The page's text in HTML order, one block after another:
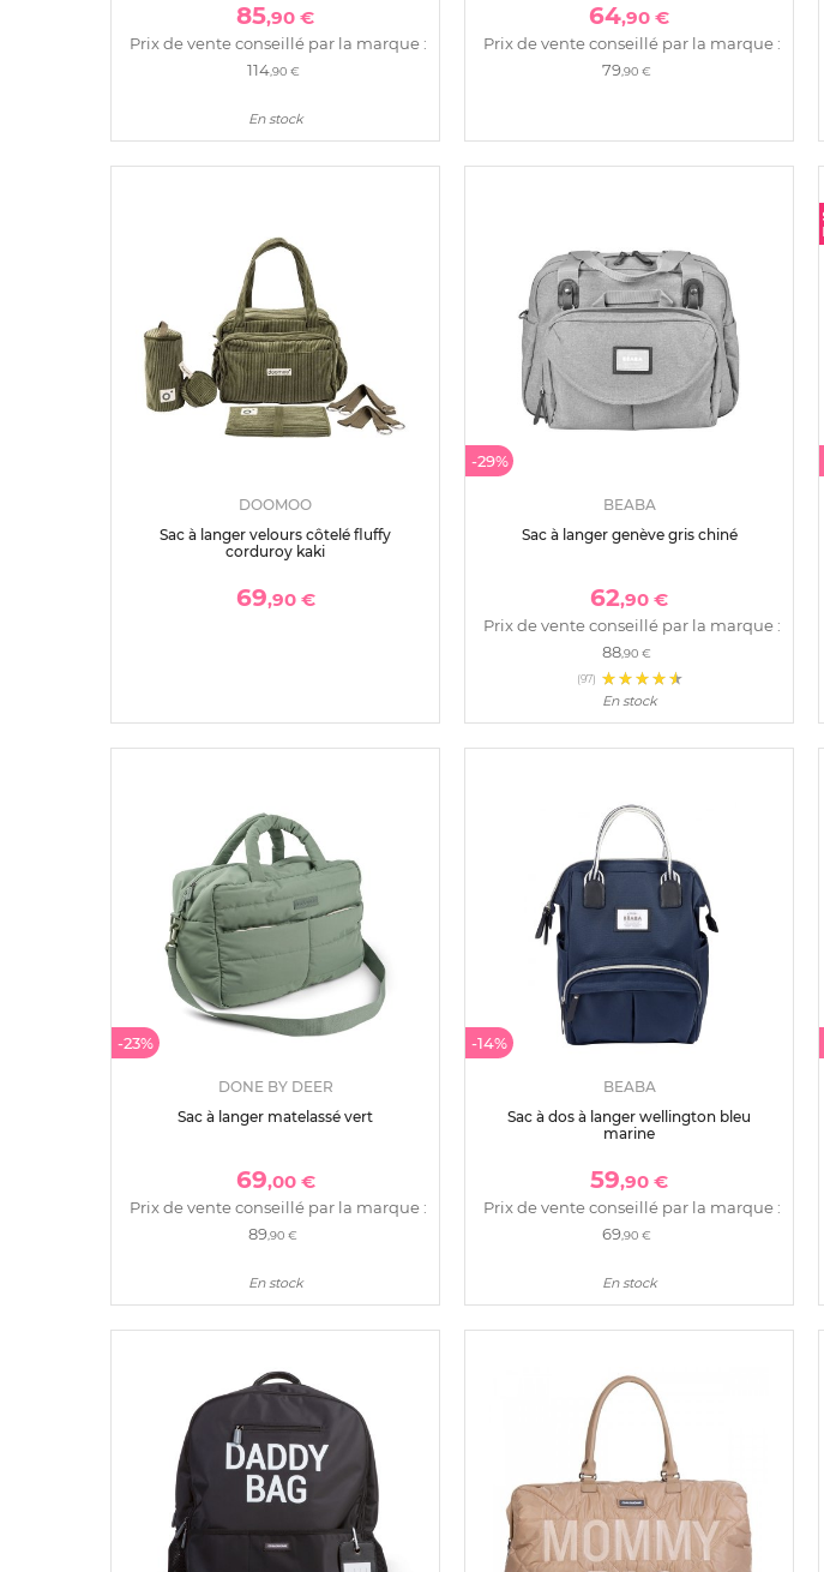
85,90 €
Prix de vente conseillé par la marque :
114,90 €
En stock
64,90 €
Prix de vente conseillé par la marque :
79,90 €
DOOMOO
Sac à langer velours côtelé fluffy
corduroy kaki
69,90 €
-29%
BEABA
Sac à langer genève gris chiné
62,90 €
Prix de vente conseillé par la marque :
88,90 €
(97)
En stock
-23%
DONE BY DEER
Sac à langer matelassé vert
69,00 €
Prix de vente conseillé par la marque :
89,90 €
En stock
-14%
BEABA
Sac à dos à langer wellington bleu
marine
59,90 €
Prix de vente conseillé par la marque :
69,90 €
En stock